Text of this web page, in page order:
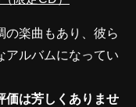
の楽曲もあり、彼ら
アルバムになってい
価は芳しくありませ